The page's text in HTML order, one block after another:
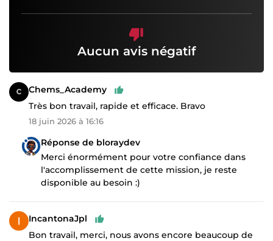
Aucun avis négatif
Chems_Academy
Très bon travail, rapide et efficace. Bravo
18 juin 2026 à 16:16
Réponse de bloraydev
Merci énormément pour votre confiance dans
l'accomplissement de cette mission, je reste
disponible au besoin :)
IncantonaJpl
Bon travail, merci, nous avons encore beaucoup de